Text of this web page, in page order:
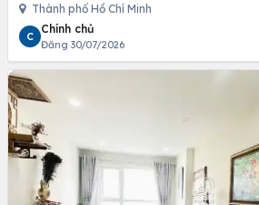
Thành phố Hồ Chí Minh
C
Chính chủ
Đăng 30/07/2026